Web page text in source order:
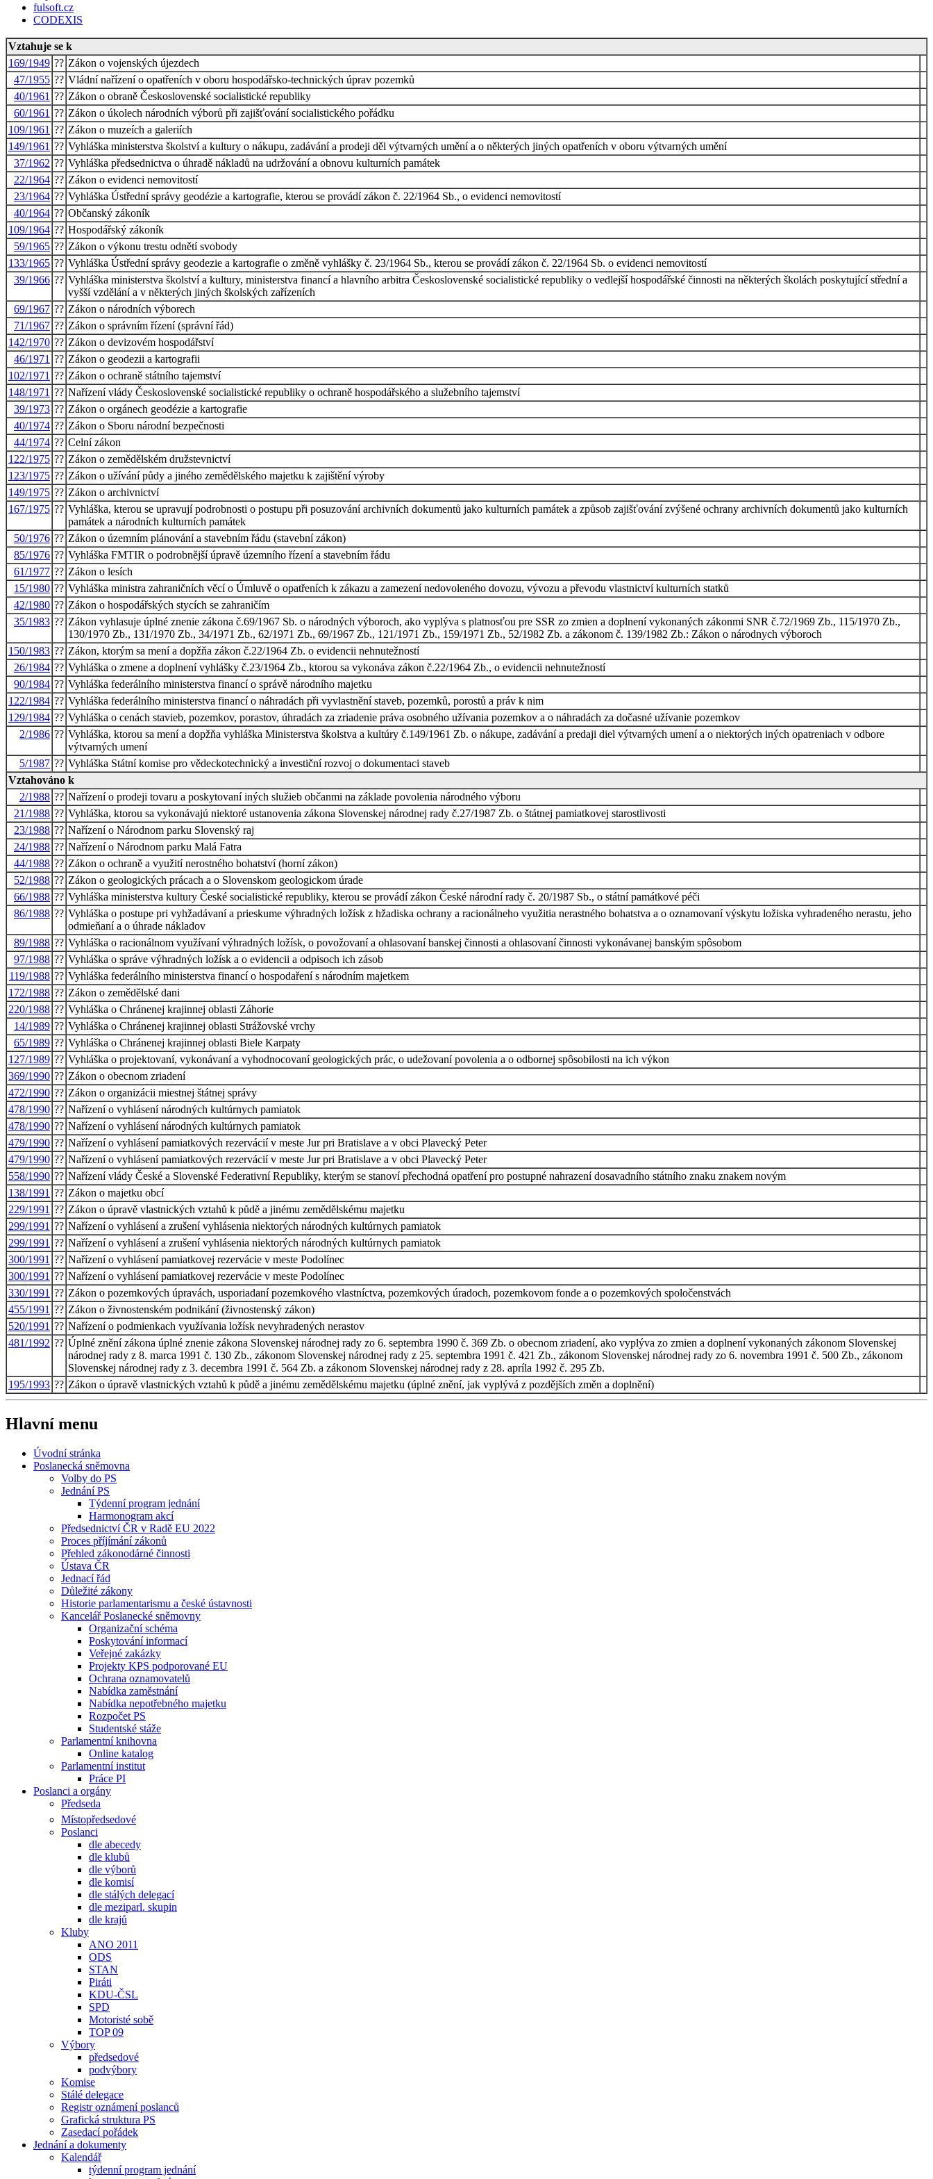
fulsoft.cz
CODEXIS
Vztahuje se k
169/1949 ?? Zákon o vojenských újezdech
47/1955 ?? Vládní nařízení o opatřeních v oboru hospodářsko-technických úprav pozemků
40/1961 ?? Zákon o obraně Československé socialistické republiky
60/1961 ?? Zákon o úkolech národních výborů při zajišťování socialistického pořádku
109/1961 ?? Zákon o muzeích a galeriích
149/1961 ?? Vyhláška ministerstva školství a kultury o nákupu, zadávání a prodeji děl výtvarných umění a o některých jiných opatřeních v oboru výtvarných umění
37/1962 ?? Vyhláška předsednictva o úhradě nákladů na udržování a obnovu kulturních památek
22/1964 ?? Zákon o evidenci nemovitostí
23/1964 ?? Vyhláška Ústřední správy geodézie a kartografie, kterou se provádí zákon č. 22/1964 Sb., o evidenci nemovitostí
40/1964 ?? Občanský zákoník
109/1964 ?? Hospodářský zákoník
59/1965 ?? Zákon o výkonu trestu odnětí svobody
133/1965 ?? Vyhláška Ústřední správy geodezie a kartografie o změně vyhlášky č. 23/1964 Sb., kterou se provádí zákon č. 22/1964 Sb. o evidenci nemovitostí
39/1966 ?? Vyhláška ministerstva školství a kultury, ministerstva financí a hlavního arbitra Československé socialistické republiky o vedlejší hospodářské činnosti na některých školách poskytující střední a
vyšší vzdělání a v některých jiných školských zařízeních
69/1967 ?? Zákon o národních výborech
71/1967 ?? Zákon o správním řízení (správní řád)
142/1970 ?? Zákon o devizovém hospodářství
46/1971 ?? Zákon o geodezii a kartografii
102/1971 ?? Zákon o ochraně státního tajemství
148/1971 ?? Nařízení vlády Československé socialistické republiky o ochraně hospodářského a služebního tajemství
39/1973 ?? Zákon o orgánech geodézie a kartografie
40/1974 ?? Zákon o Sboru národní bezpečnosti
44/1974 ?? Celní zákon
122/1975 ?? Zákon o zemědělském družstevnictví
123/1975 ?? Zákon o užívání půdy a jiného zemědělského majetku k zajištění výroby
149/1975 ?? Zákon o archivnictví
167/1975 ?? Vyhláška, kterou se upravují podrobnosti o postupu při posuzování archivních dokumentů jako kulturních památek a způsob zajišťování zvýšené ochrany archivních dokumentů jako kulturních
památek a národních kulturních památek
50/1976 ?? Zákon o územním plánování a stavebním řádu (stavební zákon)
85/1976 ?? Vyhláška FMTIR o podrobnější úpravě územního řízení a stavebním řádu
61/1977 ?? Zákon o lesích
15/1980 ?? Vyhláška ministra zahraničních věcí o Úmluvě o opatřeních k zákazu a zamezení nedovoleného dovozu, vývozu a převodu vlastnictví kulturních statků
42/1980 ?? Zákon o hospodářských stycích se zahraničím
35/1983 ?? Zákon vyhlasuje úplné znenie zákona č.69/1967 Sb. o národných výboroch, ako vyplýva s platnosťou pre SSR zo zmien a doplnení vykonaných zákonmi SNR č.72/1969 Zb., 115/1970 Zb.,
130/1970 Zb., 131/1970 Zb., 34/1971 Zb., 62/1971 Zb., 69/1967 Zb., 121/1971 Zb., 159/1971 Zb., 52/1982 Zb. a zákonom č. 139/1982 Zb.: Zákon o národnych výboroch
150/1983 ?? Zákon, ktorým sa mení a dopžňa zákon č.22/1964 Zb. o evidencii nehnutežností
26/1984 ?? Vyhláška o zmene a doplnení vyhlášky č.23/1964 Zb., ktorou sa vykonáva zákon č.22/1964 Zb., o evidencii nehnutežností
90/1984 ?? Vyhláška federálního ministerstva financí o správě národního majetku
122/1984 ?? Vyhláška federálního ministerstva financí o náhradách při vyvlastnění staveb, pozemků, porostů a práv k nim
129/1984 ?? Vyhláška o cenách stavieb, pozemkov, porastov, úhradách za zriadenie práva osobného užívania pozemkov a o náhradách za dočasné užívanie pozemkov
2/1986 ?? Vyhláška, ktorou sa mení a dopžňa vyhláška Ministerstva školstva a kultúry č.149/1961 Zb. o nákupe, zadávání a predaji diel výtvarných umení a o niektorých iných opatreniach v odbore
výtvarných umení
5/1987 ?? Vyhláška Státní komise pro vědeckotechnický a investiční rozvoj o dokumentaci staveb
Vztahováno k
2/1988 ?? Nařízení o prodeji tovaru a poskytovaní iných služieb občanmi na základe povolenia národného výboru
21/1988 ?? Vyhláška, ktorou sa vykonávajú niektoré ustanovenia zákona Slovenskej národnej rady č.27/1987 Zb. o štátnej pamiatkovej starostlivosti
23/1988 ?? Nařízení o Národnom parku Slovenský raj
24/1988 ?? Nařízení o Národnom parku Malá Fatra
44/1988 ?? Zákon o ochraně a využití nerostného bohatství (horní zákon)
52/1988 ?? Zákon o geologických prácach a o Slovenskom geologickom úrade
66/1988 ?? Vyhláška ministerstva kultury České socialistické republiky, kterou se provádí zákon České národní rady č. 20/1987 Sb., o státní památkové péči
86/1988 ?? Vyhláška o postupe pri vyhžadávaní a prieskume výhradných ložísk z hžadiska ochrany a racionálneho využitia nerastného bohatstva a o oznamovaní výskytu ložiska vyhradeného nerastu, jeho
odmieňaní a o úhrade nákladov
89/1988 ?? Vyhláška o racionálnom využívaní výhradných ložísk, o povožovaní a ohlasovaní banskej činnosti a ohlasovaní činnosti vykonávanej banským spôsobom
97/1988 ?? Vyhláška o správe výhradných ložísk a o evidencii a odpisoch ich zásob
119/1988 ?? Vyhláška federálního ministerstva financí o hospodaření s národním majetkem
172/1988 ?? Zákon o zemědělské dani
220/1988 ?? Vyhláška o Chránenej krajinnej oblasti Záhorie
14/1989 ?? Vyhláška o Chránenej krajinnej oblasti Strážovské vrchy
65/1989 ?? Vyhláška o Chránenej krajinnej oblasti Biele Karpaty
127/1989 ?? Vyhláška o projektovaní, vykonávaní a vyhodnocovaní geologických prác, o udežovaní povolenia a o odbornej spôsobilosti na ich výkon
369/1990 ?? Zákon o obecnom zriadení
472/1990 ?? Zákon o organizácii miestnej štátnej správy
478/1990 ?? Nařízení o vyhlásení národných kultúrnych pamiatok
478/1990 ?? Nařízení o vyhlásení národných kultúrnych pamiatok
479/1990 ?? Nařízení o vyhlásení pamiatkových rezervácií v meste Jur pri Bratislave a v obci Plavecký Peter
479/1990 ?? Nařízení o vyhlásení pamiatkových rezervácií v meste Jur pri Bratislave a v obci Plavecký Peter
558/1990 ?? Nařízení vlády České a Slovenské Federativní Republiky, kterým se stanoví přechodná opatření pro postupné nahrazení dosavadního státního znaku znakem novým
138/1991 ?? Zákon o majetku obcí
229/1991 ?? Zákon o úpravě vlastnických vztahů k půdě a jinému zemědělskému majetku
299/1991 ?? Nařízení o vyhlásení a zrušení vyhlásenia niektorých národných kultúrnych pamiatok
299/1991 ?? Nařízení o vyhlásení a zrušení vyhlásenia niektorých národných kultúrnych pamiatok
300/1991 ?? Nařízení o vyhlásení pamiatkovej rezervácie v meste Podolínec
300/1991 ?? Nařízení o vyhlásení pamiatkovej rezervácie v meste Podolínec
330/1991 ?? Zákon o pozemkových úpravách, usporiadaní pozemkového vlastníctva, pozemkových úradoch, pozemkovom fonde a o pozemkových spoločenstvách
455/1991 ?? Zákon o živnostenském podnikání (živnostenský zákon)
520/1991 ?? Nařízení o podmienkach využívania ložísk nevyhradených nerastov
481/1992 ?? Úplné znění zákona úplné znenie zákona Slovenskej národnej rady zo 6. septembra 1990 č. 369 Zb. o obecnom zriadení, ako vyplýva zo zmien a doplnení vykonaných zákonom Slovenskej
národnej rady z 8. marca 1991 č. 130 Zb., zákonom Slovenskej národnej rady z 25. septembra 1991 č. 421 Zb., zákonom Slovenskej národnej rady zo 6. novembra 1991 č. 500 Zb., zákonom
Slovenskej národnej rady z 3. decembra 1991 č. 564 Zb. a zákonom Slovenskej národnej rady z 28. apríla 1992 č. 295 Zb.
195/1993 ?? Zákon o úpravě vlastnických vztahů k půdě a jinému zemědělskému majetku (úplné znění, jak vyplývá z pozdějších změn a doplnění)
Hlavní menu
Úvodní stránka
Poslanecká sněmovna
Volby do PS
Jednání PS
Týdenní program jednání
Harmonogram akcí
Předsednictví ČR v Radě EU 2022
Proces příjímání zákonů
Přehled zákonodárné činnosti
Ústava ČR
Jednací řád
Důležité zákony
Historie parlamentarismu a české ústavnosti
Kancelář Poslanecké sněmovny
Organizační schéma
Poskytování informací
Veřejné zakázky
Projekty KPS podporované EU
Ochrana oznamovatelů
Nabídka zaměstnání
Nabídka nepotřebného majetku
Rozpočet PS
Studentské stáže
Parlamentní knihovna
Online katalog
Parlamentní institut
Práce PI
Poslanci a orgány
Předseda
Místopředsedové
Poslanci
dle abecedy
dle klubů
dle výborů
dle komisí
dle stálých delegací
dle meziparl. skupin
dle krajů
Kluby
ANO 2011
ODS
STAN
Piráti
KDU-ČSL
SPD
Motoristé sobě
TOP 09
Výbory
předsedové
podvýbory
Komise
Stálé delegace
Registr oznámení poslanců
Grafická struktura PS
Zasedací pořádek
Jednání a dokumenty
Kalendář
týdenní program jednání